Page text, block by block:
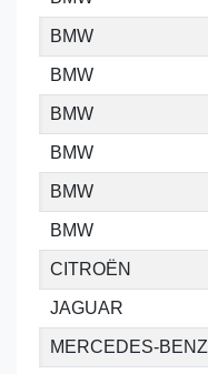
BMW
BMW
BMW
BMW
BMW
BMW
CITROËN
JAGUAR
MERCEDES-BENZ